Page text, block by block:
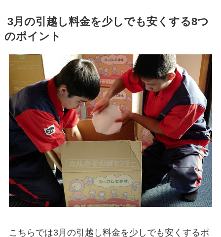
3月の引越し料金を少しでも安くする8つ
のポイント
こちらでは3月の引越し料金を少しでも安くするポ